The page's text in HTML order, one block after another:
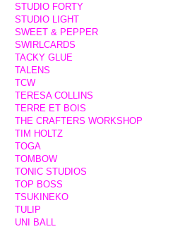
STUDIO FORTY
STUDIO LIGHT
SWEET & PEPPER
SWIRLCARDS
TACKY GLUE
TALENS
TCW
TERESA COLLINS
TERRE ET BOIS
THE CRAFTERS WORKSHOP
TIM HOLTZ
TOGA
TOMBOW
TONIC STUDIOS
TOP BOSS
TSUKINEKO
TULIP
UNI BALL